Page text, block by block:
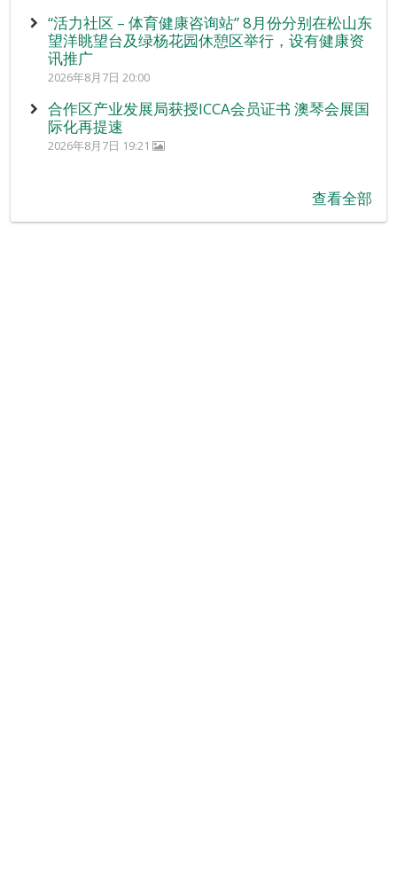
“活力社区 – 体育健康咨询站” 8月份分别在松山东
望洋眺望台及绿杨花园休憩区举行，设有健康资
讯推广
2026年8月7日 20:00
合作区产业发展局获授ICCA会员证书 澳琴会展国
际化再提速
2026年8月7日 19:21
查看全部